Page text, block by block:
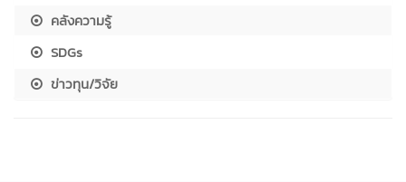
คลังความรู้
SDGs
ข่าวทุน/วิจัย